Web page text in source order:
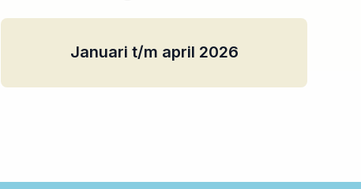
Januari t/m april 2026